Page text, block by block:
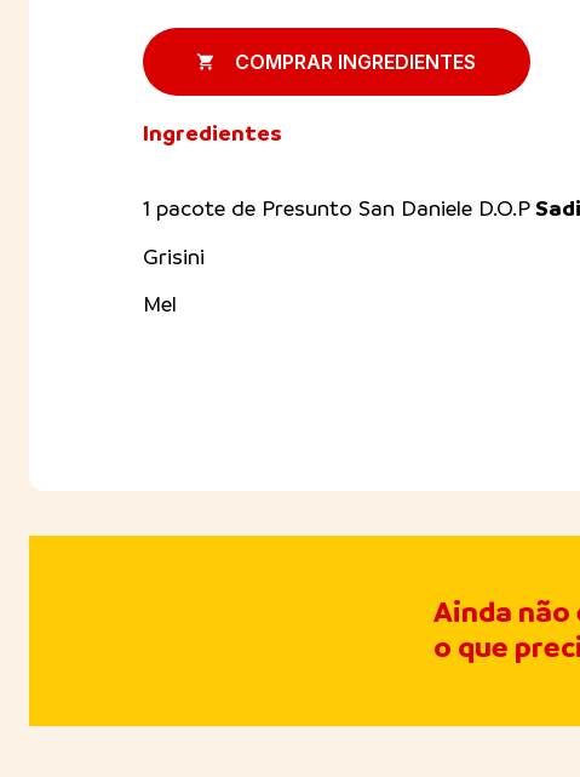
COMPRAR INGREDIENTES
Ingredientes
1 pacote de Presunto San Daniele D.O.P
Grisini
Mel
Ainda
o que